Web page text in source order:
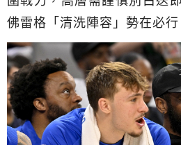
佛雷格「清洗陣容」勢在必行